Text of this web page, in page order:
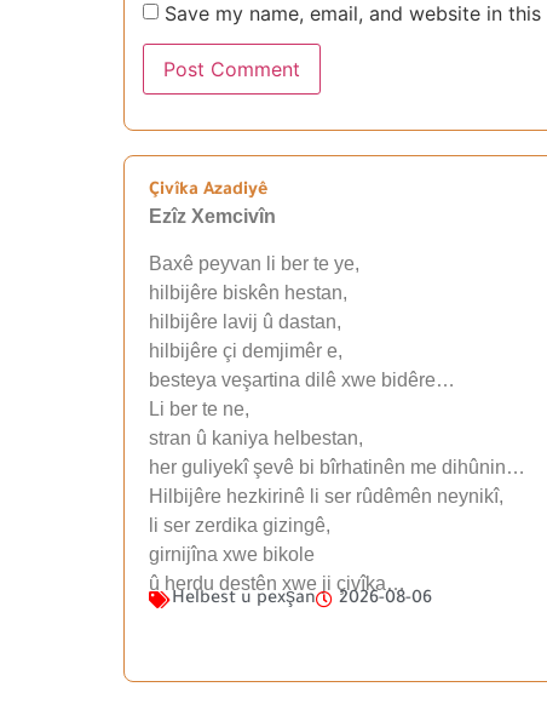
Save my name, email, and website in
Çivîka Azadiyê
Ezîz Xemcivîn
Baxê peyvan li ber te ye,
hilbijêre biskên hestan,
hilbijêre lavij û dastan,
hilbijêre çi demjimêr e,
besteya veşartina dilê xwe bidêre…
Li ber te ne,
stran û kaniya helbestan,
her guliyekî şevê bi bîrhatinên me dihûnin…
Hilbijêre hezkirinê li ser rûdêmên neynikî,
li ser zerdika gizingê,
girnijîna xwe bikole
û herdu destên xwe ji çivîka…
Helbest u pexşan 2026-08-06